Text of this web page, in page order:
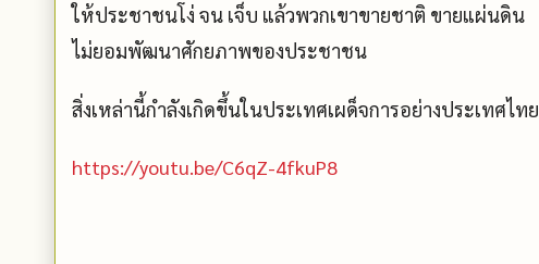
ให้ประชาชนโง่ จน เจ็บ แล้วพวกเขาขายชาติ ขายแผ่นดิน
ไม่ยอมพัฒนาศักยภาพของประชาชน
สิ่งเหล่านี้กำลังเกิดขึ้นในประเทศเผด็จการอย่างประเทศไทย
https://youtu.be/C6qZ-4fkuP8